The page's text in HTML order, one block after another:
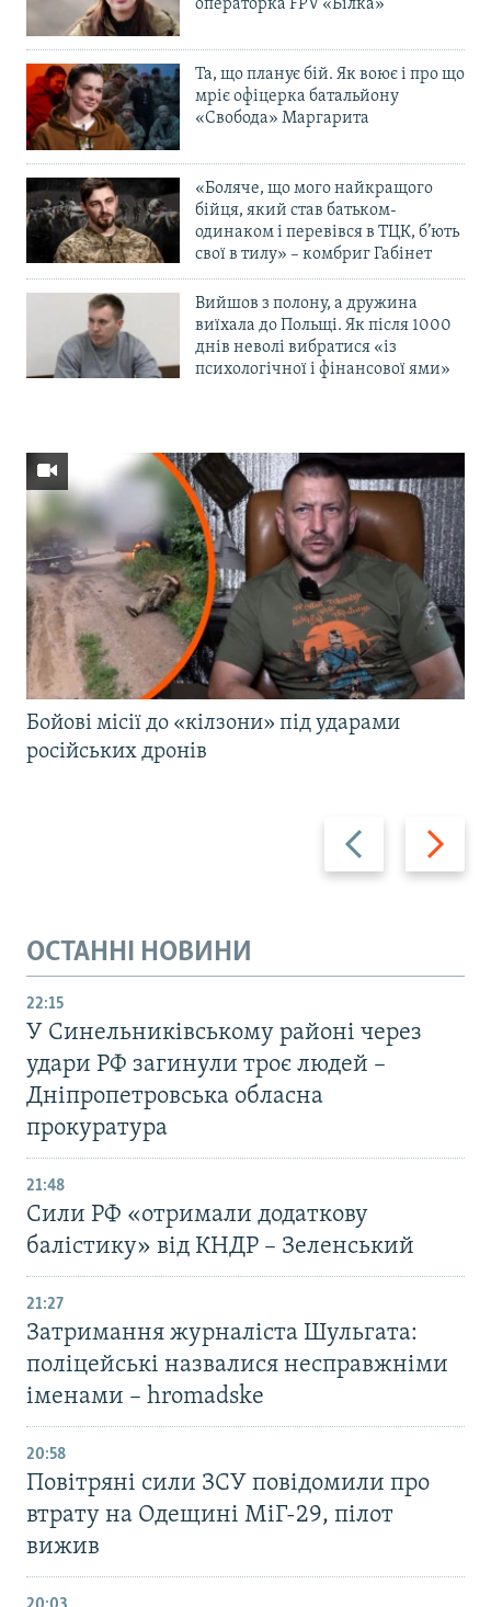
операторка FPV «Білка»
Та, що планує бій. Як воює і про що
мріє офіцерка батальйону
«Свобода» Маргарита
«Боляче, що мого найкращого
бійця, який став батьком-
одинаком і перевівся в ТЦК, б’ють
свої в тилу» – комбриг Габінет
Вийшов з полону, а дружина
виїхала до Польщі. Як після 1000
днів неволі вибратися «із
психологічної і фінансової ями»
Назад Вперед
Бойові місії до «кілзони» під ударами
російських дронів
ОСТАННІ НОВИНИ
22:15
У Синельниківському районі через
удари РФ загинули троє людей –
Дніпропетровська обласна
прокуратура
21:48
Сили РФ «отримали додаткову
балістику» від КНДР – Зеленський
21:27
Затримання журналіста Шульгата:
поліцейські назвалися несправжніми
іменами – hromadske
20:58
Повітряні сили ЗСУ повідомили про
втрату на Одещині МіГ-29, пілот
вижив